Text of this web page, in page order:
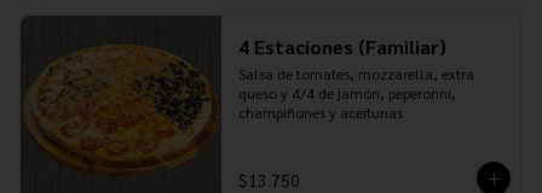
4 Estaciones (Familiar)
Salsa de tomates, mozzarella, extra
queso y 4/4 de jamón, peperonni,
champiñones y aceitunas
$13.750